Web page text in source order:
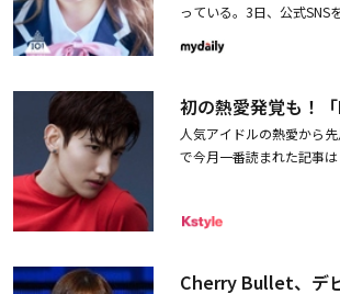
身の未熟な行動を深く反
同年12月には「NHK紅白
た。今後はMOMONA、
「虹プロ」「ガルプラ」出
ィシャルサイト全文】
ただき、誠にありがとうご
の皆さまには、突然のご
っている。3日、公式SNS
めている。まず、FNCエ
同年12月に1年もたたない
Planet 999：少女祭典」
花、HKT48を卒業した水
卒業した石井蘭なども出
カエラ、トレーナーの仲
初の熱愛発覚も！
人気アイドルの熱愛から
で今月一番読まれた記事
女性と交際しており、知
【関連記事】・東方神起
Cherry Bullet、デ